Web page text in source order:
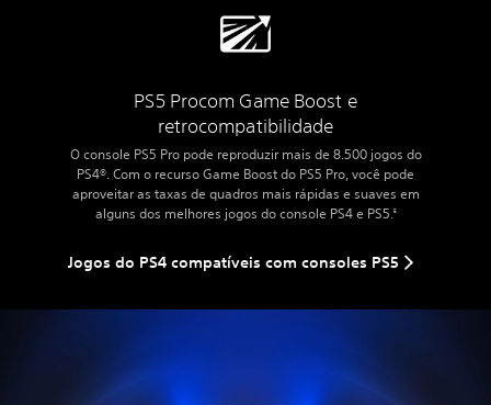
PS5 Procom Game Boost e
retrocompatibilidade
O console PS5 Pro pode reproduzir mais de 8.500 jogos do
PS4®. Com o recurso Game Boost do PS5 Pro, você pode
aproveitar as taxas de quadros mais rápidas e suaves em
alguns dos melhores jogos do console PS4 e PS5.5
Jogos do PS4 compatíveis com consoles PS5